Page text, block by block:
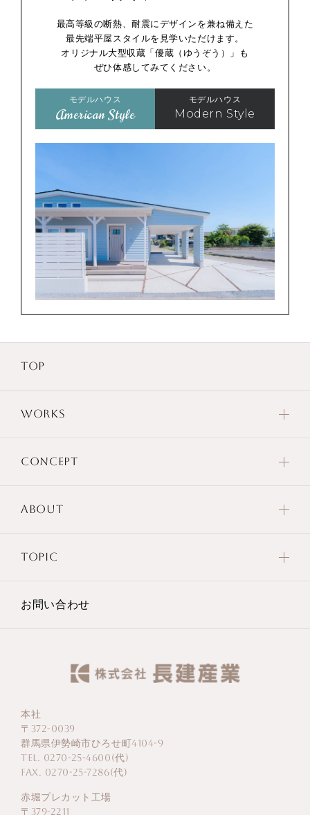
最高等級の断熱、耐震にデザインを兼ね備えた
最先端平屋スタイルを見学いただけます。
オリジナル大型収蔵「優蔵（ゆうぞう）」も
ぜひ体感してみてください。
モデルハウス
American Style
モデルハウス
Modern Style
TOP
WORKS
CONCEPT
ABOUT
TOPIC
お問い合わせ
本社
〒372-0039
群馬県伊勢崎市ひろせ町4104-9
TEL. 0270-25-4600(代)
FAX. 0270-25-7286(代)
赤堀プレカット工場
〒379-2211